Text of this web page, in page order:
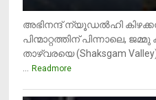
അഭിനന്ദ് ന്യൂഡൽഹി
പിന്മാറ്റത്തിന് പിന്നാലെ,
താഴ്‌വരയെ (Shaksgam
... Readmore